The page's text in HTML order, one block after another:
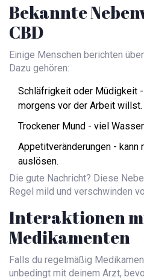
Bekannte
CBD
Einige Menschen berichten
Dazu gehören:
Schläfrigkeit oder Müdigkeit
morgens vor der Arbeit willst.
Trockener Mund - viel
Appetitveränderungen - kann
auslösen.
Die gute Nachricht? Diese
Regel mild und verschwinden
Interaktionen
Medikamenten
Falls du regelmäßig
unbedingt mit deinem Arzt,